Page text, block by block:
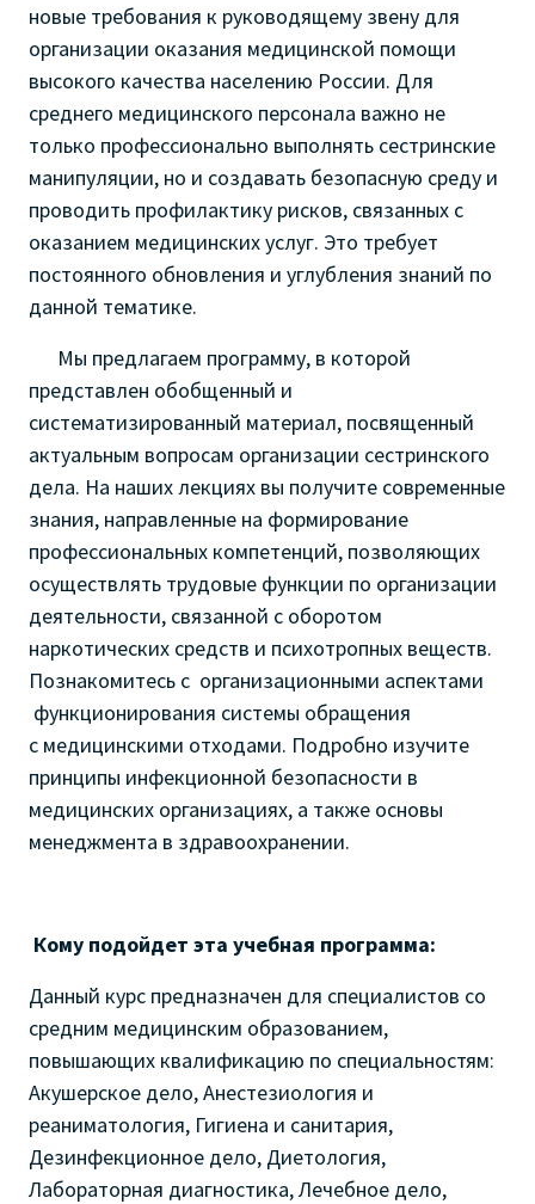
новые требования к руководящему звену для
организации оказания медицинской помощи
высокого качества населению России. Для
среднего медицинского персонала важно не
только профессионально выполнять сестринские
манипуляции, но и создавать безопасную среду и
проводить профилактику рисков, связанных с
оказанием медицинских услуг. Это требует
постоянного обновления и углубления знаний по
данной тематике.
Мы предлагаем программу, в которой
представлен обобщенный и
систематизированный материал, посвященный
актуальным вопросам организации сестринского
дела. На наших лекциях вы получите современные
знания, направленные на формирование
профессиональных компетенций, позволяющих
осуществлять трудовые функции по организации
деятельности, связанной с оборотом
наркотических средств и психотропных веществ.
Познакомитесь с организационными аспектами
функционирования системы обращения
с медицинскими отходами. Подробно изучите
принципы инфекционной безопасности в
медицинских организациях, а также основы
менеджмента в здравоохранении.
Кому подойдет эта учебная программа:
Данный курс предназначен для специалистов со
средним медицинским образованием,
повышающих квалификацию по специальностям:
Акушерское дело, Анестезиология и
реаниматология, Гигиена и санитария,
Дезинфекционное дело, Диетология,
Лабораторная диагностика, Лечебное дело,